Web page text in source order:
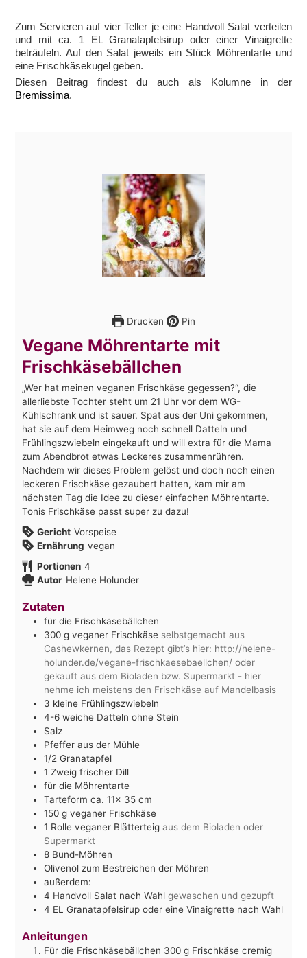
Zum Servieren auf vier Teller je eine Handvoll Salat verteilen
und mit ca. 1 EL Granatapfelsirup oder einer Vinaigrette
beträufeln. Auf den Salat jeweils ein Stück Möhrentarte und
eine Frischkäsekugel geben.
Diesen Beitrag findest du auch als Kolumne in der
Bremissima.
Drucken Pin
Vegane Möhrentarte mit
Frischkäsebällchen
„Wer hat meinen veganen Frischkäse gegessen?“, die
allerliebste Tochter steht um 21 Uhr vor dem WG-
Kühlschrank und ist sauer. Spät aus der Uni gekommen,
hat sie auf dem Heimweg noch schnell Datteln und
Frühlingszwiebeln eingekauft und will extra für die Mama
zum Abendbrot etwas Leckeres zusammenrühren.
Nachdem wir dieses Problem gelöst und doch noch einen
leckeren Frischkäse gezaubert hatten, kam mir am
nächsten Tag die Idee zu dieser einfachen Möhrentarte.
Tonis Frischkäse passt super zu dazu!
Gericht Vorspeise
Ernährung vegan
Portionen 4
Autor Helene Holunder
Zutaten
für die Frischkäsebällchen
300 g veganer Frischkäse selbstgemacht aus
Cashewkernen, das Rezept gibt’s hier: http://helene-
holunder.de/vegane-frischkaesebaellchen/ oder
gekauft aus dem Bioladen bzw. Supermarkt - hier
nehme ich meistens den Frischkäse auf Mandelbasis
3 kleine Frühlingszwiebeln
4-6 weiche Datteln ohne Stein
Salz
Pfeffer aus der Mühle
1/2 Granatapfel
1 Zweig frischer Dill
für die Möhrentarte
Tarteform ca. 11x 35 cm
150 g veganer Frischkäse
1 Rolle veganer Blätterteig aus dem Bioladen oder
Supermarkt
8 Bund-Möhren
Olivenöl zum Bestreichen der Möhren
außerdem:
4 Handvoll Salat nach Wahl gewaschen und gezupft
4 EL Granatapfelsirup oder eine Vinaigrette nach Wahl
Anleitungen
Für die Frischkäsebällchen 300 g Frischkäse cremig